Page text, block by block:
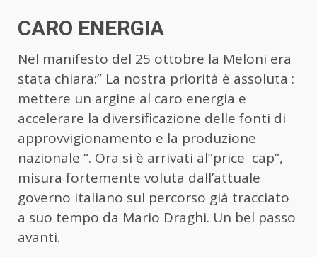
CARO ENERGIA
Nel manifesto del 25 ottobre la Meloni era
stata chiara:” La nostra priorità è assoluta :
mettere un argine al caro energia e
accelerare la diversificazione delle fonti di
approvvigionamento e la produzione
nazionale “. Ora si è arrivati al”price cap”,
misura fortemente voluta dall’attuale
governo italiano sul percorso già tracciato
a suo tempo da Mario Draghi. Un bel passo
avanti.